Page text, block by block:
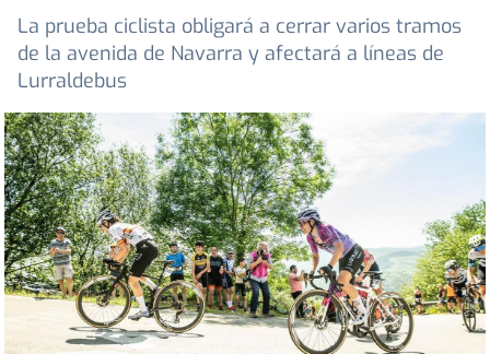
La prueba ciclista obligará a cerrar varios tramos
de la avenida de Navarra y afectará a líneas de
Lurraldebus